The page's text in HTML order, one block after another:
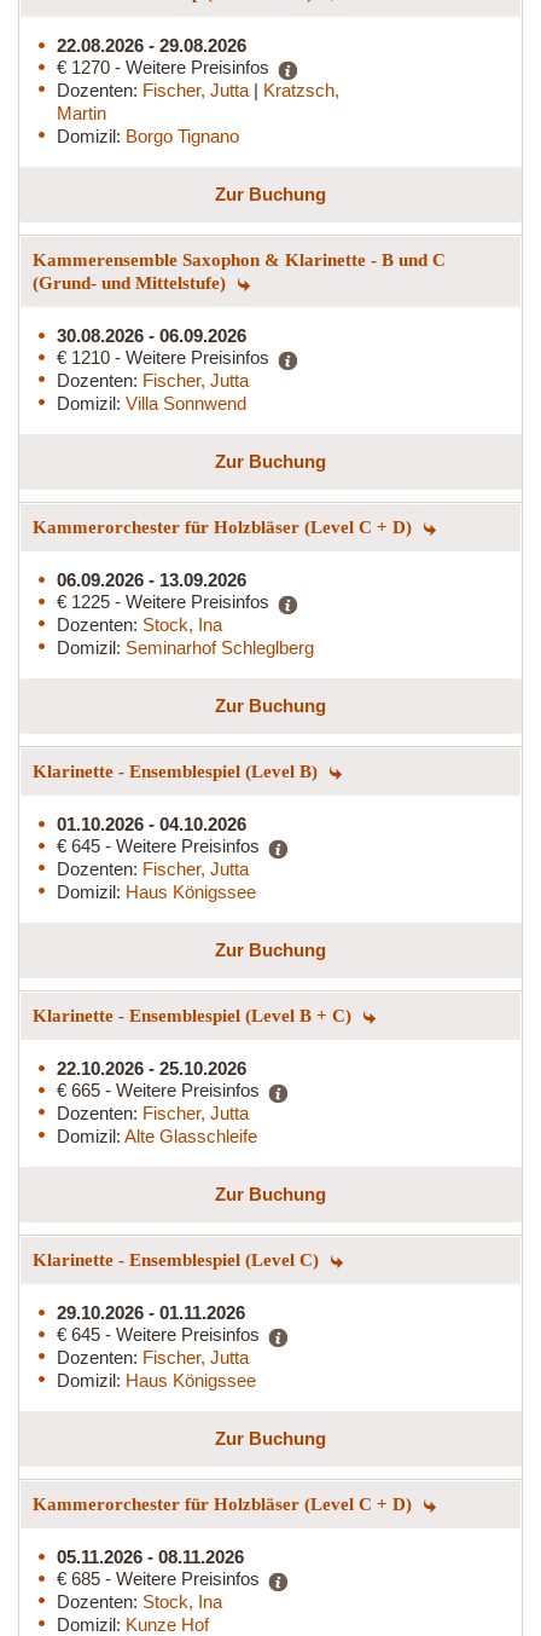
22.08.2026 - 29.08.2026
€ 1270 - Weitere Preisinfos
Dozenten: Fischer, Jutta | Kratzsch,
Martin
Domizil: Borgo Tignano
Zur Buchung
Kammerensemble Saxophon & Klarinette - B und C
(Grund- und Mittelstufe)
30.08.2026 - 06.09.2026
€ 1210 - Weitere Preisinfos
Dozenten: Fischer, Jutta
Domizil: Villa Sonnwend
Zur Buchung
Kammerorchester für Holzbläser (Level C + D)
06.09.2026 - 13.09.2026
€ 1225 - Weitere Preisinfos
Dozenten: Stock, Ina
Domizil: Seminarhof Schleglberg
Zur Buchung
Klarinette - Ensemblespiel (Level B)
01.10.2026 - 04.10.2026
€ 645 - Weitere Preisinfos
Dozenten: Fischer, Jutta
Domizil: Haus Königssee
Zur Buchung
Klarinette - Ensemblespiel (Level B + C)
22.10.2026 - 25.10.2026
€ 665 - Weitere Preisinfos
Dozenten: Fischer, Jutta
Domizil: Alte Glasschleife
Zur Buchung
Klarinette - Ensemblespiel (Level C)
29.10.2026 - 01.11.2026
€ 645 - Weitere Preisinfos
Dozenten: Fischer, Jutta
Domizil: Haus Königssee
Zur Buchung
Kammerorchester für Holzbläser (Level C + D)
05.11.2026 - 08.11.2026
€ 685 - Weitere Preisinfos
Dozenten: Stock, Ina
Domizil: Kunze Hof